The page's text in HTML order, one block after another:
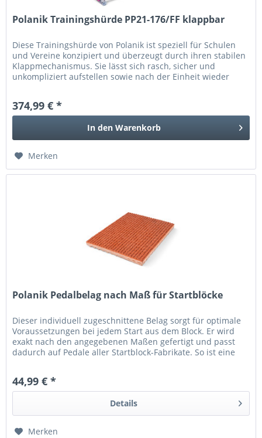
Polanik Trainingshürde PP21-176/FF klappbar
Diese Trainingshürde von Polanik ist speziell für Schulen
und Vereine konzipiert und überzeugt durch ihren stabilen
Klappmechanismus. Sie lässt sich rasch, sicher und
unkompliziert aufstellen sowie nach der Einheit wieder
374,99 € *
In den Warenkorb
Merken
Polanik Pedalbelag nach Maß für Startblöcke
Dieser individuell zugeschnittene Belag sorgt für optimale
Voraussetzungen bei jedem Start aus dem Block. Er wird
exakt nach den angegebenen Maßen gefertigt und passt
dadurch auf Pedale aller Startblock-Fabrikate. So ist eine
44,99 € *
Details
Merken